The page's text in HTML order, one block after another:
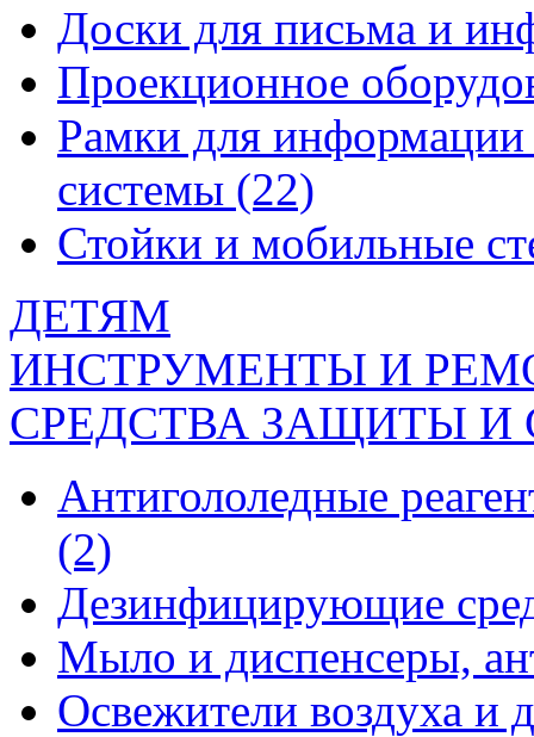
Доски для письма и
Проекционное
Рамки для
системы (22)
Стойки и мобильные
ДЕТЯМ
ИНСТРУМЕНТЫ И
СРЕДСТВА ЗАЩИТЫ
Антигололедные
(2)
Дезинфицирующие
Мыло и диспенсеры,
Освежители воздуха и